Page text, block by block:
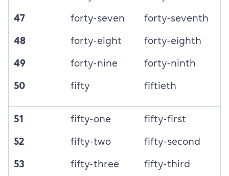
47
48
49
50
forty-seven
forty-eight
forty-nine
fifty
forty-seventh
forty-eighth
forty-ninth
fiftieth
51
52
53
fifty-one
fifty-two
fifty-three
fifty-first
fifty-second
fifty-third